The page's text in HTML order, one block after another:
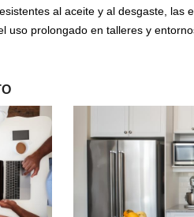
al aceite y al desgaste, las
uso prolongado en talleres y